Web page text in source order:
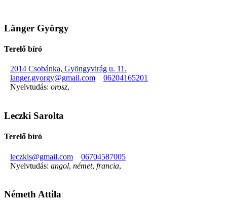
Länger György
Terelő bíró
2014 Csobánka, Gyöngyvirág u. 11.
langer.gyorgy@gmail.com
06204165201
Nyelvtudás: orosz,
Leczki Sarolta
Terelő bíró
leczkis@gmail.com
06704587005
Nyelvtudás: angol, német, francia,
Németh Attila